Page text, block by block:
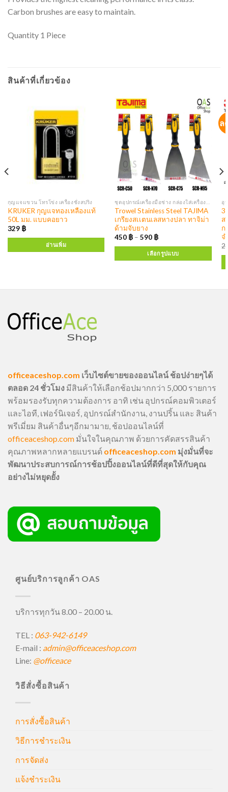
Carbon brushes are easy to maintain.
Quantity 1 Piece
สินค้าที่เกี่ยวข้อง
กุญแจแขวน โทรโข่ง เครื่องชั่งสปริง
KRUKER กุญแจทองเหลืองแท้
50L มม. แบบคอยาว
329 ฿
อ่านเพิ่ม
Trowel Stainless Steel TAJIMA
เกรียงสเเตนเลสหางปลา ทาจิม่า
ด้ามจับยาง
450 ฿ –590 ฿
เลือกรูปแบบ
ล
อุ
สายไ
ก
จ
officeaceshop.com เว็บไซต์ขายของออนไลน์ ช้อปง่ายๆได้
ตลอด 24 ชั่วโมง มีสินค้าให้เลือกช้อปมากกว่า 5,000 รายการ
พร้อมรองรับทุกความต้องการ อาทิ เช่น อุปกรณ์คอมพิวเตอร์
และไอที, เฟอร์นิเจอร์, อุปกรณ์สำนักงาน, งานปริ้น และ สินค้า
พรีเมี่ยม สินค้าอื่นๆอีกมามาย, ช้อปออนไลน์ที่
officeaceshop.com มั่นใจในคุณภาพ ด้วยการคัดสรรสินค้า
คุณภาพหลากหลายแบรนด์ officeaceshop.com มุ่งมั่นที่จะ
พัฒนาประสบการณ์การช้อปปิ้งออนไลน์ที่ดีที่สุดให้กับคุณ
อย่างไม่หยุดยั้ง
ศูนย์บริการลูกค้า OAS
บริการทุกวัน 8.00 – 20.00 น.
TEL : 063-942-6149
E-mail : admin@officeaceshop.com
Line: @officeace
วิธีสั่งซื้อสินค้า
การสั่งซื้อสินค้า
วิธีการชำระเงิน
การจัดส่ง
แจ้งชำระเงิน